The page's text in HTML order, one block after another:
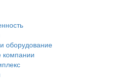
оборудование
компании